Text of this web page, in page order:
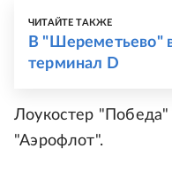
ЧИТАЙТЕ ТАКЖЕ
В "Шереметьево"
терминал D
Лоукостер "Победа"
"Аэрофлот".